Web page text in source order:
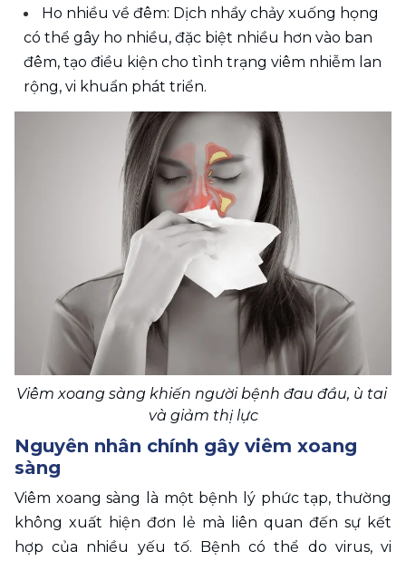
Ho nhiều về đêm: Dịch nhầy chảy xuống họng
có thể gây ho nhiều, đặc biệt nhiều hơn vào ban
đêm, tạo điều kiện cho tình trạng viêm nhiễm lan
rộng, vi khuẩn phát triển.
Viêm xoang sàng khiến người bệnh đau đầu, ù tai
và giảm thị lực
Nguyên nhân chính gây viêm xoang
sàng
Viêm xoang sàng là một bệnh lý phức tạp, thường
không xuất hiện đơn lẻ mà liên quan đến sự kết
hợp của nhiều yếu tố. Bệnh có thể do virus, vi